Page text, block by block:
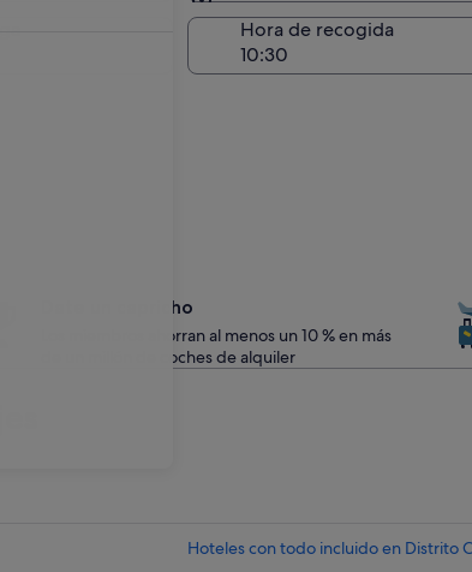
Entrega en el lugar de
Hora de recogida
Date un capricho
Los miembros ahorran al menos un 10 % en más
de un millón de coches de alquiler
Hoteles con todo incluido en Distrito